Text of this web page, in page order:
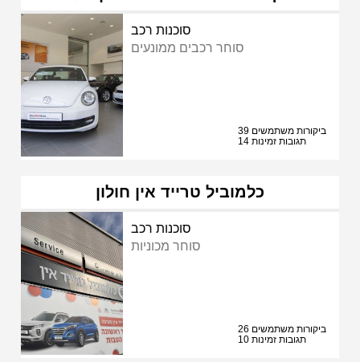
סוכנות רכב
סוחר רכבים ממונעים
39 ביקורות משתמשים
14 תגובות זמינות
כלמוביל טרייד אין חולון
סוכנות רכב
סוחר מכוניות
26 ביקורות משתמשים
10 תגובות זמינות